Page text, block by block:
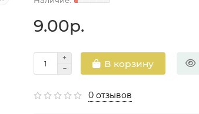
9.00р.
В корзину
0 отзывов